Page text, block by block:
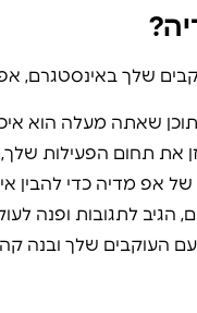
שלך באינסטגרם,
שאתה מעלה הוא
את תחום הפעילות
אפ מדיה כדי להבין
הגיב לתגובות ופנה
העוקבים שלך ובנה